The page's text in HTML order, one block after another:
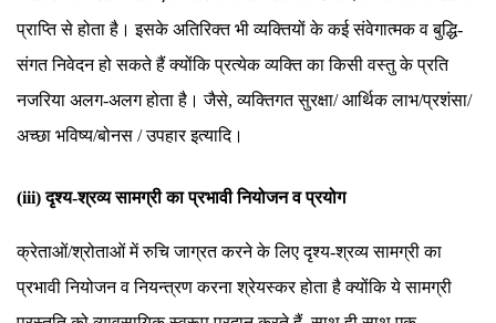
प्राप्ति से होता है। इसके अतिरिक्त भी व्यक्तियों के कई संवेगात्मक व बुद्धि-
संगत निवेदन हो सकते हैं क्योंकि प्रत्येक व्यक्ति का किसी वस्तु के प्रति
नजरिया अलग-अलग होता है। जैसे, व्यक्तिगत सुरक्षा/ आर्थिक लाभ/प्रशंसा/
अच्छा भविष्य/बोनस / उपहार इत्यादि।
(iii) दृश्य-श्रव्य सामग्री का प्रभावी नियोजन व प्रयोग
क्रेताओं/श्रोताओं में रुचि जाग्रत करने के लिए दृश्य-श्रव्य सामग्री का
प्रभावी नियोजन व नियन्त्रण करना श्रेयस्कर होता है क्योंकि ये सामग्री